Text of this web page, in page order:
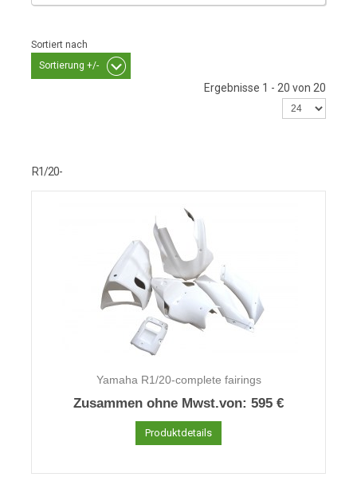
Sortiert nach
Sortierung +/-
Ergebnisse 1 - 20 von 20
R1/20-
Yamaha R1/20-complete fairings
Zusammen ohne Mwst.von: 595 €
Produktdetails